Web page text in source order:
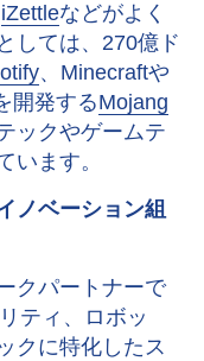
iZettleなどがよく
しては、270億ド
、Minecraftや
開発するMojang
ックやゲームテ
います。
ノベーション組
クパートナーで
ティ、ロボッ
クに特化したス